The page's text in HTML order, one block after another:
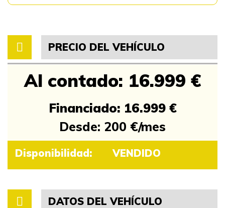
PRECIO DEL VEHÍCULO
Al contado: 16.999 €
Financiado: 16.999 €
Desde: 200 €/mes
Disponibilidad: VENDIDO
DATOS DEL VEHÍCULO